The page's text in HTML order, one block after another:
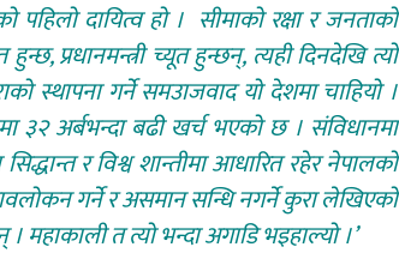
दायित्व हो । सीमाको रक्षा र जनताको
प्रधानमन्त्री च्यूत हुन्छन्, त्यही दिनदेखि त्यो
स्थापना गर्ने समउाजवाद यो देशमा चाहियो ।
३२ अर्बभन्दा बढी खर्च भएको छ । संविधानमा
र विश्व शान्तीमा आधारित रहेर नेपालको
गर्ने र असमान सन्धि नगर्ने कुरा लेखिएको
त त्यो भन्दा अगाडि भइहाल्यो ।’